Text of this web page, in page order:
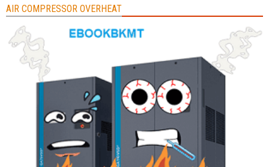
AIR COMPRESSOR OVERHEAT